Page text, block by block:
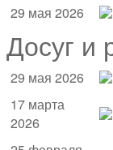
29 мая 2026
Досуг и
29 мая 2026
17 марта
2026